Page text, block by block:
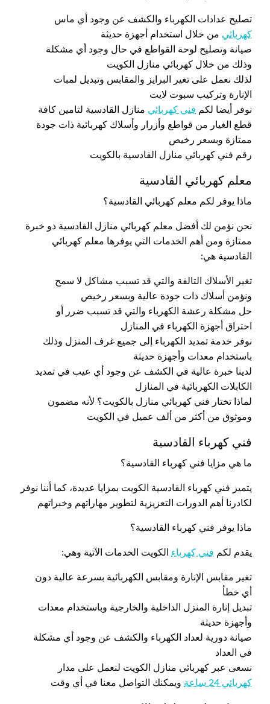
تصليح عدادات الكهرباء والكشف عن وجود أي ماس
كهربائي من خلال استخدام أجهزة حديثة
صيانة وتصليح لوحة القواطع في حال وجود أي مشكلة
وذلك من خلال كهربائي منازل الكويت
لذلك نعمل على تغير البرايز والمقابس وتبديل لمبات
الإنارة وتركيب سبوت لايت
نوفر أيضا لكم فني كهربائي منازل القادسية لتامين كافة
قطع الغيار من قواطع وأزرار وأسلاك كهربائية ذات جودة
ممتازة وبسعر رخيص
رقم فني كهربائي منازل القادسية بالكويت
معلم كهربائي القادسية
ماذا يوفر لكم معلم كهربائي القادسية؟
نحن نؤمن لك أفضل معلم كهربائي منازل القادسية ذو خبرة
ممتازة ومن أهم الخدمات التي يوفرها معلم كهربائي
القادسية هي:
تغير الأسلاك التالفة والتي قد تسبب مشاكل لا سمح
ونؤمن أسلاك ذات جودة عالية وبسعر رخيص
حل مشكلة رعشة الكهرباء والتي قد تسبب ضرر أو
احتراق أجهزة الكهرباء في المنازل
نوفر خدمة تمديد الكهرباء إلى جميع غرف المنزل وذلك
باستخدام معدات وأجهزة حديثة
لدينا خبرة عالية في الكشف عن وجود أي عيب في تمديد
الكابلات الكهربائية في المنازل
لماذا تختار فني كهربائي منازل بالكويت؟ لأنه مضمون
وموثوق من أكثر من ألف عميل في الكويت
فني كهرباء القادسية
ما هي مزايا فني كهرباء القادسية؟
يتميز فني كهرباء القادسية الكويت بمزايا عديدة، كما أننا نوفر
لكادرنا أهم الدورات التعزيزية لتطوير مهاراتهم وخبراتهم
ماذا يوفر فني كهرباء القادسية؟
يقدم لكم فني كهرباء الكويت الخدمات الآتية وهي:
تغير مقابس الإنارة ومقابس الكهربائية بسرعة عالية دون
أي خطأ
تبديل إنارة المنزل الداخلية والخارجية وباستخدام معدات
وأجهزة حديثة
صيانة دورية لعداد الكهرباء والكشف عن وجود أي مشكلة
في العداد
نسعى عبر كهربائي منازل الكويت لنعمل على مدار
كهربائي 24 ساعة
ويمكنك التواصل معنا في أي وقت